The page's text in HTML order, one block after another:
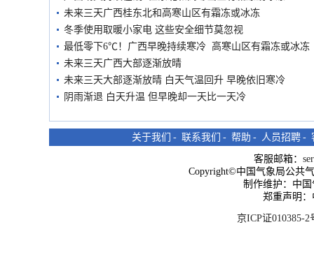
未来三天广西桂东北和高寒山区有霜冻或冰冻
冬季使用取暖小家电 这些安全细节莫忽视
最低零下6℃！广西早晚持续寒冷 高寒山区有霜冻或冰冻
未来三天广西大部逐渐放晴
未来三天大部逐渐放晴 白天气温回升 早晚依旧寒冷
阴雨渐退 白天升温 但早晚却一天比一天冷
关于我们 - 联系我们 - 帮助 - 人员招聘 -
客服邮箱：
Copyright©中国气象局公共
制作维护：中
郑重声明
京ICP证010385-2